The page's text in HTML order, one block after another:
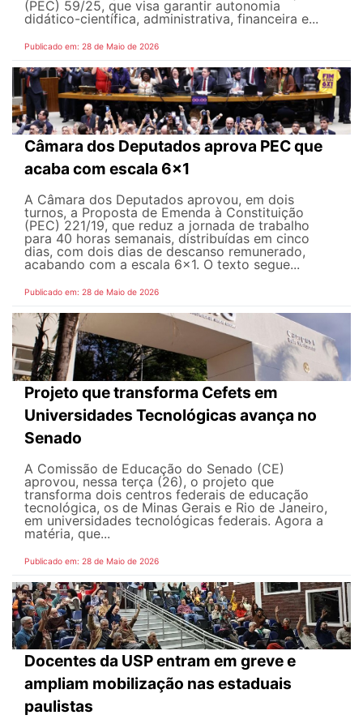
(PEC) 59/25, que visa garantir autonomia
didático-científica, administrativa, financeira e...
Publicado em: 28 de Maio de 2026
Câmara dos Deputados aprova PEC que
acaba com escala 6x1
A Câmara dos Deputados aprovou, em dois
turnos, a Proposta de Emenda à Constituição
(PEC) 221/19, que reduz a jornada de trabalho
para 40 horas semanais, distribuídas em cinco
dias, com dois dias de descanso remunerado,
acabando com a escala 6x1. O texto segue...
Publicado em: 28 de Maio de 2026
Projeto que transforma Cefets em
Universidades Tecnológicas avança no
Senado
A Comissão de Educação do Senado (CE)
aprovou, nessa terça (26), o projeto que
transforma dois centros federais de educação
tecnológica, os de Minas Gerais e Rio de Janeiro,
em universidades tecnológicas federais. Agora a
matéria, que...
Publicado em: 28 de Maio de 2026
Docentes da USP entram em greve e
ampliam mobilização nas estaduais
paulistas